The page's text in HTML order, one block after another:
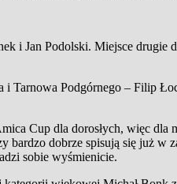
i Jan Podolski. Miejsce
i Tarnowa Podgórnego – Filip
Cup dla dorosłych, więc
dobrze spisują się już
sobie wyśmienicie.